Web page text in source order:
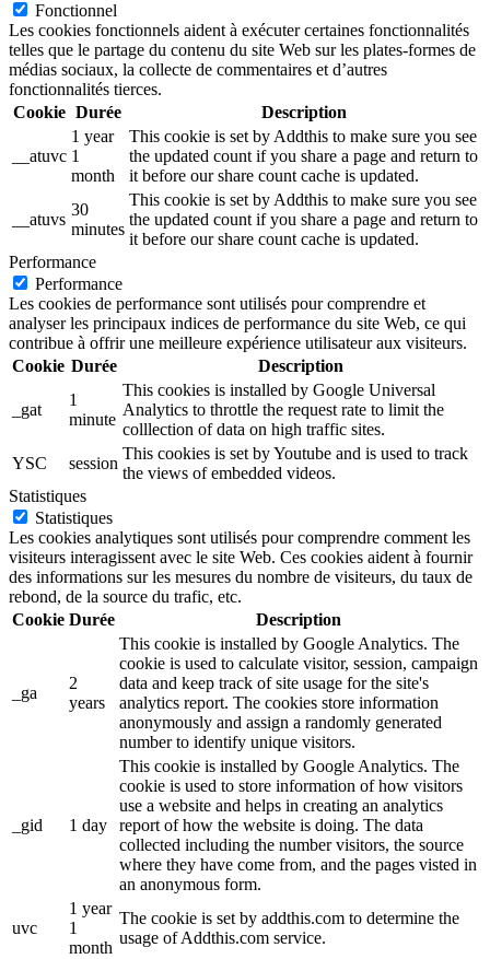
Fonctionnel
Les cookies fonctionnels aident à exécuter certaines fonctionnalités
telles que le partage du contenu du site Web sur les plates-formes de
médias sociaux, la collecte de commentaires et d’autres
fonctionnalités tierces.
Cookie Durée Description
__atuvc
1 year
1
month
This cookie is set by Addthis to make sure you see
the updated count if you share a page and return to
it before our share count cache is updated.
__atuvs
30
minutes
This cookie is set by Addthis to make sure you see
the updated count if you share a page and return to
it before our share count cache is updated.
Performance
Performance
Les cookies de performance sont utilisés pour comprendre et
analyser les principaux indices de performance du site Web, ce qui
contribue à offrir une meilleure expérience utilisateur aux visiteurs.
Cookie Durée Description
_gat
1
minute
This cookies is installed by Google Universal
Analytics to throttle the request rate to limit the
colllection of data on high traffic sites.
YSC
session
This cookies is set by Youtube and is used to track
the views of embedded videos.
Statistiques
Statistiques
Les cookies analytiques sont utilisés pour comprendre comment les
visiteurs interagissent avec le site Web. Ces cookies aident à fournir
des informations sur les mesures du nombre de visiteurs, du taux de
rebond, de la source du trafic, etc.
Cookie Durée Description
_ga
2
years
This cookie is installed by Google Analytics. The
cookie is used to calculate visitor, session, campaign
data and keep track of site usage for the site's
analytics report. The cookies store information
anonymously and assign a randomly generated
number to identify unique visitors.
_gid 1 day
This cookie is installed by Google Analytics. The
cookie is used to store information of how visitors
use a website and helps in creating an analytics
report of how the website is doing. The data
collected including the number visitors, the source
where they have come from, and the pages visted in
an anonymous form.
uvc
1 year
1
month
The cookie is set by addthis.com to determine the
usage of Addthis.com service.